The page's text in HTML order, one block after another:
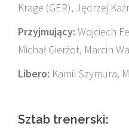
Krage (GER), Jędrzej
Przyjmujący: Wojciech
Michał Gierżot, Marcin
Libero: Kamil Szymura,
Sztab trenerski: